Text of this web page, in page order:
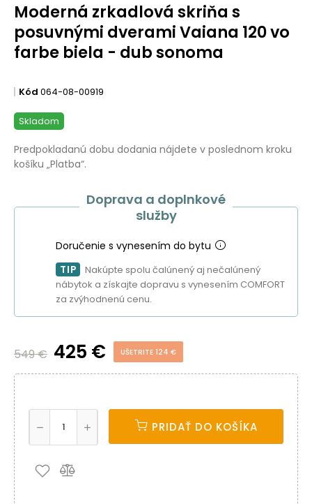
Moderná zrkadlová skriňa s
posuvnými dverami Vaiana 120 vo
farbe biela - dub sonoma
Kód 064-08-00919
Skladom
Predpokladanú dobu dodania nájdete v poslednom kroku
košíku „Platba“.
Doprava a doplnkové
služby
Doručenie s vynesením do bytu
TIP
Nakúpte spolu čalúnený aj nečalúnený
nábytok a získajte dopravu s vynesením COMFORT
za zvýhodnenú cenu.
549 € 425 € UŠETRITE 124 €
PRIDAŤ DO KOŠÍKA